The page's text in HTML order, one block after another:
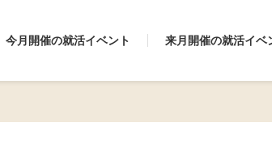
今月開催の就活イベント 来月開催の就活イベ